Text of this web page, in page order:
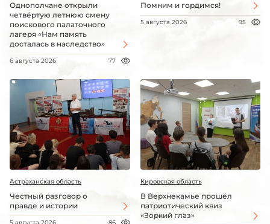
Однополчане открыли
четвёртую летнюю смену
поискового палаточного
лагеря «Нам память
досталась в наследство»
6 августа 2026 77
Помним и гордимся!
5 августа 2026 95
Астраханская область
Честный разговор о
правде и истории
5 августа 2026 86
Кировская область
В Верхнекамье прошёл
патриотический квиз
«Зоркий глаз»